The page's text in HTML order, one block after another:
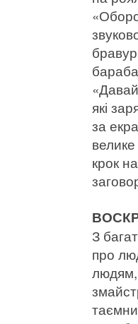
які
за
крок
З
про
людям,